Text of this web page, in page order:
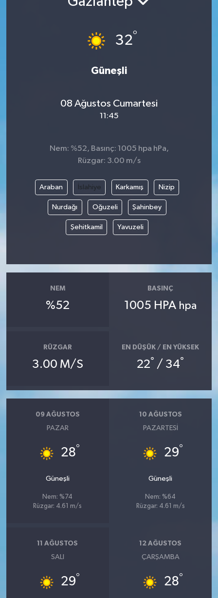
32°
Güneşli
08 Ağustos Cumartesi
11:45
Nem: %52, Basınç: 1005 hpa hPa,
Rüzgar: 3.00 m/s
Araban İslahiye Karkamış Nizip
Nurdağı Oğuzeli Şahinbey
Şehitkamil Yavuzeli
NEM
%52
BASINÇ
1005 HPA hpa
RÜZGAR
3.00 M/S
EN DÜŞÜK / EN YÜKSEK
22° / 34°
09 AĞUSTOS
PAZAR
28°
Güneşli
Nem: %74
Rüzgar: 4.61 m/s
10 AĞUSTOS
PAZARTESI
29°
Güneşli
Nem: %64
Rüzgar: 4.61 m/s
11 AĞUSTOS
SALI
29°
12 AĞUSTOS
ÇARŞAMBA
28°